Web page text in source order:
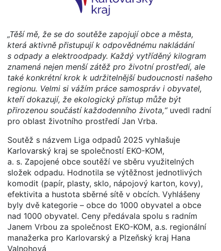
„Těší mě, že se do soutěže zapojují obce a města,
která aktivně přistupují k odpovědnému nakládání
s odpady a elektroodpady. Každý vytříděný kilogram
znamená nejen menší zátěž pro životní prostředí, ale
také konkrétní krok k udržitelnější budoucnosti našeho
regionu. Velmi si vážím práce samospráv i obyvatel,
kteří dokazují, že ekologický přístup může být
přirozenou součástí každodenního života,“uvedl radní
pro oblast životního prostředí Jan Vrba.
Soutěž s názvem Liga odpadů 2025 vyhlašuje
Karlovarský kraj se společností EKO-KOM,
a. s. Zapojené obce soutěží ve sběru využitelných
složek odpadu. Hodnotila se výtěžnost jednotlivých
komodit (papír, plasty, sklo, nápojový karton, kovy),
efektivita a hustota sběrné sítě v obcích. Vyhlášeny
byly dvě kategorie – obce do 1000 obyvatel a obce
nad 1000 obyvatel. Ceny předávala spolu s radním
Janem Vrbou za společnost EKO-KOM, a.s. regionální
manažerka pro Karlovarský a Plzeňský kraj Hana
Valnohová